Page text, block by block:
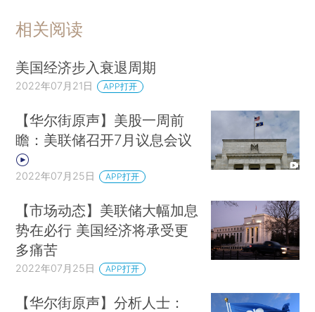
相关阅读
美国经济步入衰退周期
2022年07月21日 APP打开
【华尔街原声】美股一周前
瞻：美联储召开7月议息会议
2022年07月25日 APP打开
【市场动态】美联储大幅加息
势在必行 美国经济将承受更
多痛苦
2022年07月25日 APP打开
【华尔街原声】分析人士：